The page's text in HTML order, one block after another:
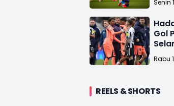
Senin
Gol
Rabu
REELS & SHORTS